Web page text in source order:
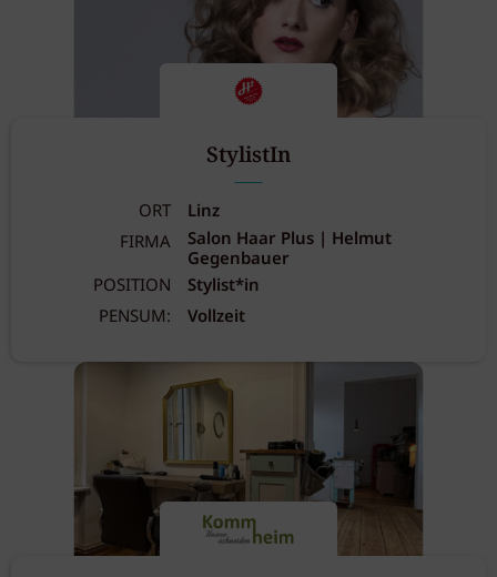
StylistIn
ORT
Linz
FIRMA
Salon Haar Plus | Helmut
Gegenbauer
POSITION
Stylist*in
PENSUM:
Vollzeit